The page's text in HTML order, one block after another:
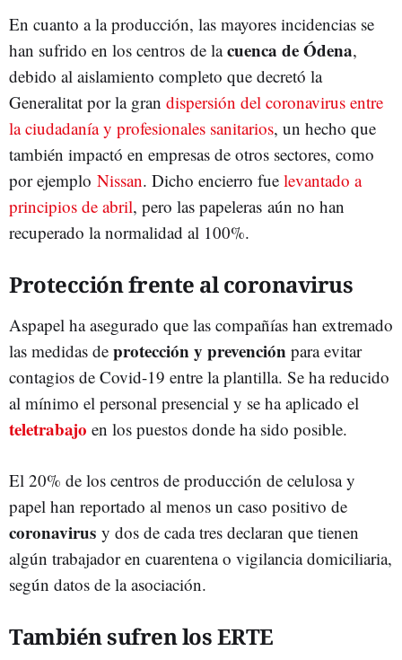
En cuanto a la producción, las mayores incidencias se
han sufrido en los centros de lacuenca de Ódena,
debido al aislamiento completo que decretó la
Generalitat por la gran dispersión del coronavirus entre
la ciudadanía y profesionales sanitarios, un hecho que
también impactó en empresas de otros sectores, como
por ejemplo Nissan. Dicho encierro fue levantado a
principios de abril, pero las papeleras aún no han
recuperado la normalidad al 100%.
Protección frente al coronavirus
Aspapel ha asegurado que las compañías han extremado
las medidas de protección y prevención para evitar
contagios de Covid-19 entre la plantilla. Se ha reducido
al mínimo el personal presencial y se ha aplicado el
teletrabajo en los puestos donde ha sido posible.
El 20% de los centros de producción de celulosa y
papel han reportado al menos un caso positivo de
coronavirus y dos de cada tres declaran que tienen
algún trabajador en cuarentena o vigilancia domiciliaria,
según datos de la asociación.
También sufren los ERTE